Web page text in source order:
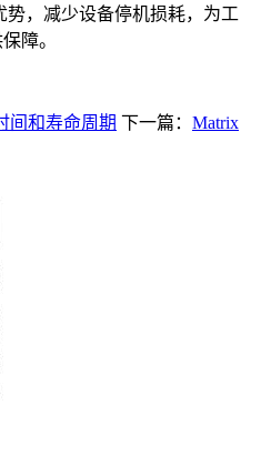
，减少设备停机损耗，为工
障。
间和寿命周期 下一篇： Matrix